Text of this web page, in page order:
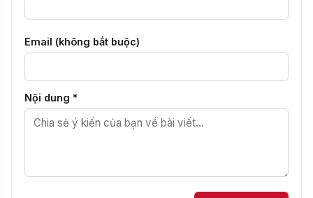
Email (không bắt buộc)
Nội dung *